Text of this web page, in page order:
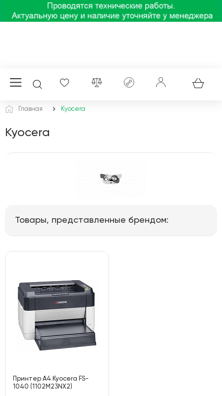
Главная Kyocera
Kyocera
Товары, представленные брендом:
Принтер A4 Kyocera FS-
1040 (1102M23NX2)